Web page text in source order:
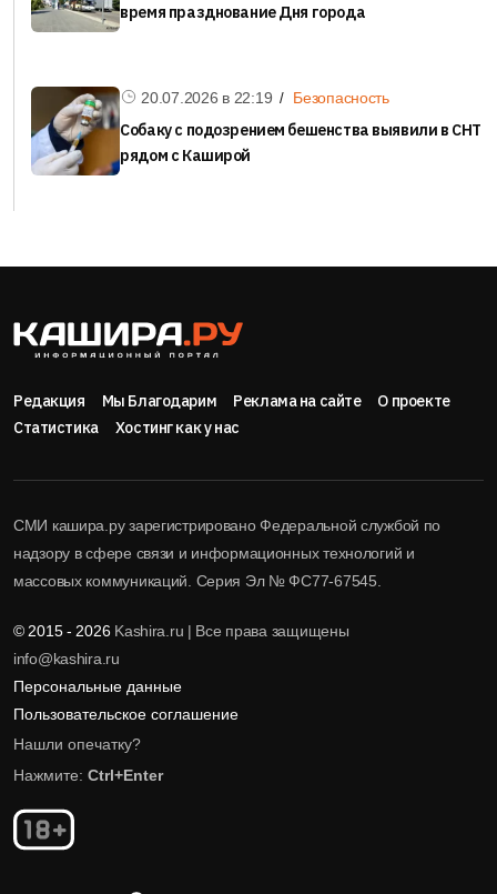
время празднование Дня города
20.07.2026 в 22:19 Безопасность
Собаку с подозрением бешенства выявили в СНТ
рядом с Каширой
Редакция Мы Благодарим Реклама на сайте
О проекте
Статистика
Хостинг как у нас
СМИ кашира.ру зарегистрировано Федеральной службой по
надзору в сфере связи и информационных технологий и
массовых коммуникаций. Серия Эл № ФС77-67545.
© 2015 - 2026Kashira.ru | Все права защищены
info@kashira.ru
Персональные данные
Пользовательское соглашение
Нашли опечатку?
Нажмите: Ctrl+Enter